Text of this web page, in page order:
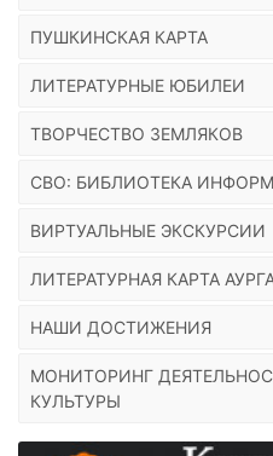
ПУШКИНСКАЯ КАРТА
ЛИТЕРАТУРНЫЕ ЮБИЛЕИ
ТВОРЧЕСТВО ЗЕМЛЯКОВ
СВО: БИБЛИОТЕКА
ВИРТУАЛЬНЫЕ ЭКСКУРСИИ
ЛИТЕРАТУРНАЯ КАРТА
НАШИ ДОСТИЖЕНИЯ
МОНИТОРИНГ
КУЛЬТУРЫ